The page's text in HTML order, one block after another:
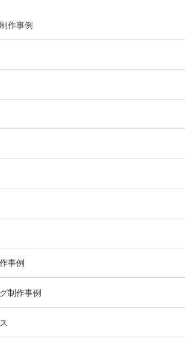
作事例
事例
制作事例